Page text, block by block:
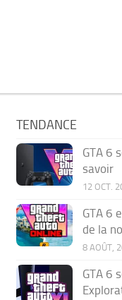
TENDANCE
GTA 6
savoir
12 OCT.
GTA 6
de la
8 AOÛT,
GTA 6